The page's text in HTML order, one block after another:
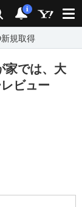
検索 通知
i
新規取得
家では、大
ビュー